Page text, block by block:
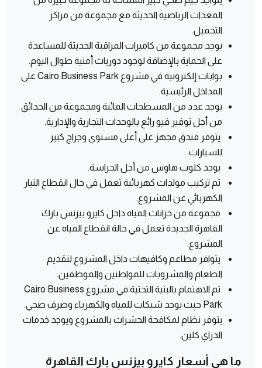
المعدات الرياضية الحديثة مع مجموعة من مراكز
التجميل.
يوجد مجموعة من كاميرات المراقبة الحديثة للمساعدة
على الحماية بالإضافة لوجود دوريات أمنية طوال اليوم.
بوابات إلكترونية في مشروع Cairo Business Park على
المداخل الرئيسية.
يوجد عدد من المسطحات المائية ومجموعة من الحدائق
من أجل توفير فيو رائع بالوحدات التجارية والإدارية.
يتوفر فندق مجهز على أعلى مستوى وجراج كبير
للسيارات.
يوجد كلوب هاوس من أجل الحراسة.
تم تركيب مولدات كهربائية تعمل في حال انقطاع التيار
الكهربائي عن المشروع.
مجموعة من خزانات المياه داخل كايرو بيزنس بارك
القاهرة الجديدة تعمل في حالة انقطاع المياه عن
المشروع.
يتوافر مطاعم وكافيهات داخل المشروع لتقديم
الطعام والمشروبات للمواطنين والموظفين.
تم الاهتمام بالبنية التحتية في مشروع Cairo Business
Park حيث يوجد شبكات للمياه والكهرباء وصرف صحي.
يتوفر نظام لمكافحة الحشرات بالمشروع ويوجد خدمات
الدراي كلين.
ما هي أسعار كايرو بيزنس بارك القاهرة